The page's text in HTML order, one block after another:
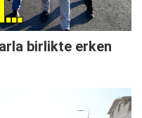
birlikte erken